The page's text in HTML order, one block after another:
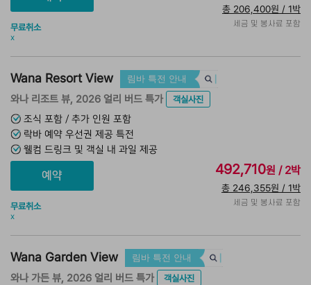
무료취소
x
총 206,400원 / 1박
세금 및 봉사료 포함
Wana Resort View 림바 특전 안내
와나 리조트 뷰, 2026 얼리 버드 특가
객실사진
조식 포함 / 추가 인원 포함
락바 예약 우선권 제공 특전
웰컴 드링크 및 객실 내 과일 제공
무료취소
x
492,710원 / 2박
총 246,355원 / 1박
세금 및 봉사료 포함
Wana Garden View 림바 특전 안내
와나 가든 뷰, 2026 얼리 버드 특가
객실사진